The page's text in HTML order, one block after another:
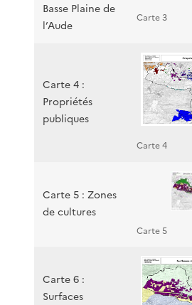
Basse Plaine de
l’Aude
Carte 3
Carte 4 :
Propriétés
publiques
Carte 4
Carte 5 : Zones
de cultures
Carte 5
Carte 6 :
Surfaces